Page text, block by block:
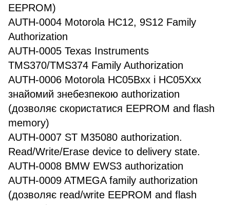
EEPROM)
AUTH-0004 Motorola HC12, 9S12 Family
Authorization
AUTH-0005 Texas Instruments
TMS370/TMS374 Family Authorization
AUTH-0006 Motorola HC05Bxx і HC05Xxx
знайомий знебезпекою authorization
(дозволяє скористатися EEPROM and flash
memory)
AUTH-0007 ST M35080 authorization.
Read/Write/Erase device to delivery state.
AUTH-0008 BMW EWS3 authorization
AUTH-0009 ATMEGA family authorization
(дозволяє read/write EEPROM and flash